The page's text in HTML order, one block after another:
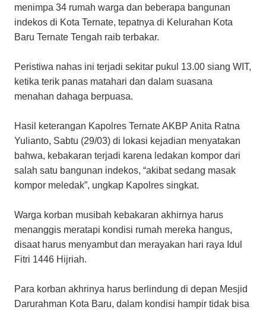
menimpa 34 rumah warga dan beberapa bangunan
indekos di Kota Ternate, tepatnya di Kelurahan Kota
Baru Ternate Tengah raib terbakar.
Peristiwa nahas ini terjadi sekitar pukul 13.00 siang WIT,
ketika terik panas matahari dan dalam suasana
menahan dahaga berpuasa.
Hasil keterangan Kapolres Ternate AKBP Anita Ratna
Yulianto, Sabtu (29/03) di lokasi kejadian menyatakan
bahwa, kebakaran terjadi karena ledakan kompor dari
salah satu bangunan indekos, “akibat sedang masak
kompor meledak”, ungkap Kapolres singkat.
Warga korban musibah kebakaran akhirnya harus
menanggis meratapi kondisi rumah mereka hangus,
disaat harus menyambut dan merayakan hari raya Idul
Fitri 1446 Hijriah.
Para korban akhrinya harus berlindung di depan Mesjid
Darurahman Kota Baru, dalam kondisi hampir tidak bisa